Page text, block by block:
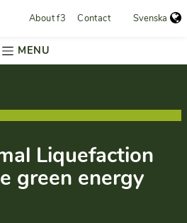
About f3 Contact Svenska
MENU
Liquefaction
green energy